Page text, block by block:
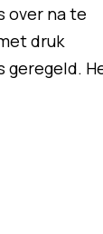
over na te
druk
geregeld.